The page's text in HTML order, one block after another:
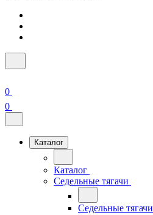
0
0
Каталог
Каталог
Седельные тягачи
Седельные тягачи